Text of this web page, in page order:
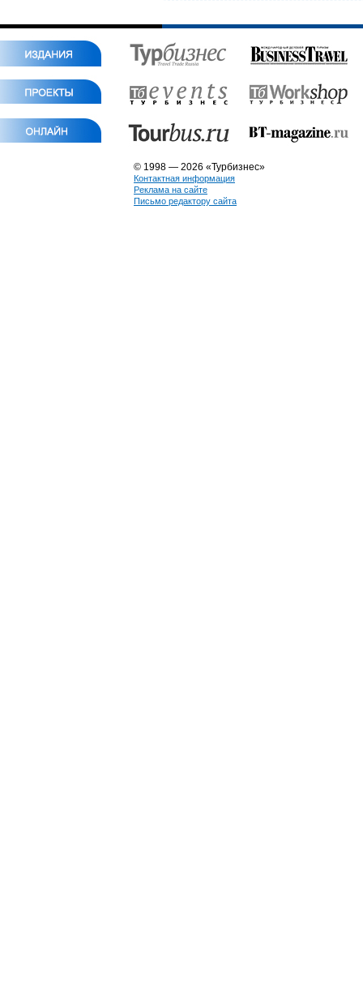
© 1998 — 2026 «Турбизнес»
Контактная информация
Реклама на сайте
Письмо редактору сайта